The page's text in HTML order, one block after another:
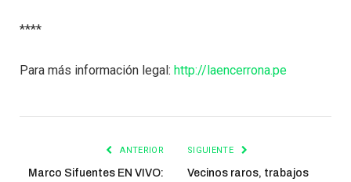
****
Para más información legal: http://laencerrona.pe
ANTERIOR
Marco Sifuentes EN VIVO:
SIGUIENTE
Vecinos raros, trabajos